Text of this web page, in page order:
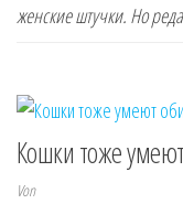
женские штучки. Но
Кошки тоже
Von